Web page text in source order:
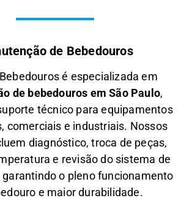
de Bebedouros
é especializada em
de bebedouros em São Paulo,
técnico para equipamentos
comerciais e industriais. Nossos
diagnóstico, troca de peças,
e revisão do sistema de
o pleno funcionamento
e maior durabilidade.